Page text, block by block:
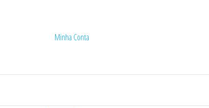
Minha Conta